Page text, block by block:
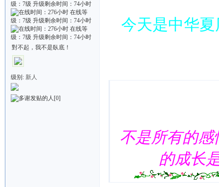
對不起，我不是臥底！
级别: 新人
[0]
今天是中华
不是所有的
的成长